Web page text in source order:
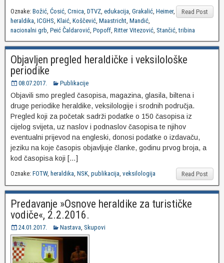
Read Post
Oznake: Božić, Ćosić, Crnica, DTVZ, edukacija, Grakalić, Heimer,
heraldika, ICGHS, Klaić, Koščević, Maastricht, Mandić,
nacionalni grb, Peić Čaldarović, Popoff, Ritter Vitezović, Stančić,tribina
Objavljen pregled heraldičke i veksilološke
periodike
08.07.2017. Publikacije
Objavili smo pregled časopisa, magazina, glasila, biltena i
druge periodike heraldike, veksilologije i srodnih područja.
Pregled koji za početak sadrži podatke o 150 časopisa iz
cijelog svijeta, uz naslov i podnaslov časopisa te njihov
eventualni prijevod na engleski, donosi podatke o izdavaču,
jeziku na koje časopis objavljuje članke, godinu prvog broja, a
kod časopisa koji […]
Read Post
Oznake: FOTW, heraldika, NSK, publikacija, veksilologija
Predavanje »Osnove heraldike za turističke
vodiče«, 2.2.2016.
24.01.2017. Nastava, Skupovi